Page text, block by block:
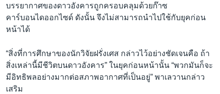
บรรยากาศของดาวอังคารถูกครอบคลุมด้วยก๊าซ
คาร์บอนไดออกไซด์ ดังนั้น จึงไม่สามารถนำไปใช้กับยุคก่อน
หน้าได้
“สิ่งที่การศึกษาของนักวิจัยฝรั่งเศส กล่าวไว้อย่างชัดเจนคือ ถ้า
สิ่งเหล่านี้มีชีวิตบนดาวอังคาร” ในยุคก่อนหน้านั้น “พวกมันก็จะ
มีอิทธิพลอย่างมากต่อสภาพอากาศที่เป็นอยู่” พาเลวานกล่าว
เสริม